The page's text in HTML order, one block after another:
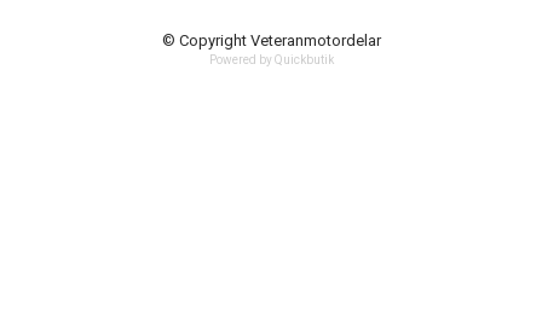
© Copyright Veteranmotordelar
Powered by Quickbutik